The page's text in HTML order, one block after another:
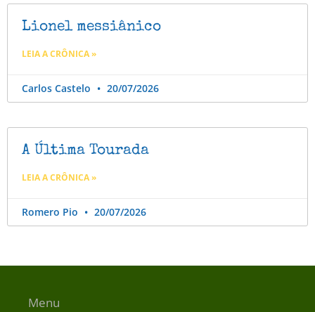
Lionel messiânico
LEIA A CRÔNICA »
Carlos Castelo 20/07/2026
A Última Tourada
LEIA A CRÔNICA »
Romero Pio 20/07/2026
Menu